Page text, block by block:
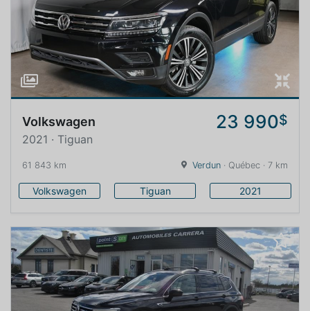
Volkswagen 23 990$
2021 · Tiguan
61 843 km Verdun · Québec · 7 km
Volkswagen Tiguan 2021